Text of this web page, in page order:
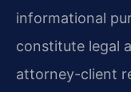
informational
constitute legal
attorney-client